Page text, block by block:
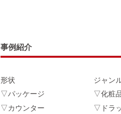
事例紹介
形状
▽パッケージ
▽カウンター
ジャン
▽化粧
▽ドラ